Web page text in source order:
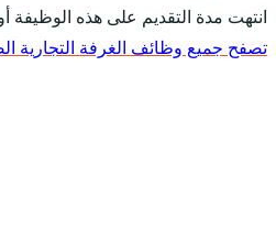
انتهت مدة التقديم على هذه الوظيفة
تصفح جميع وظائف الغرفة التجارية